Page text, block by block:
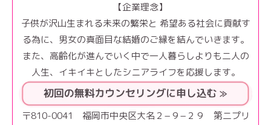
【企業理念】
子供が沢山生まれる未来の繁栄と 希望ある社会に貢献す
る為に、男女の真面目な結婚のご縁を結んでいきます。
また、高齢化が進んでいく中で一人暮らしよりも二人の
人生、イキイキとしたシニアライフを応援します。
〒810-0041 福岡市中央区大名２−９−２９ 第二プリ